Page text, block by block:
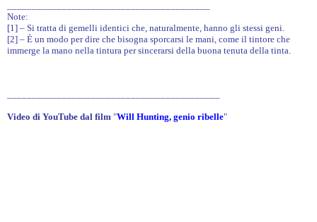
Note:
[1] – Si tratta di gemelli identici che, naturalmente, hanno gli stessi geni.
[2] – È un modo per dire che bisogna sporcarsi le mani, come il tintore che
immerge la mano nella tintura per sincerarsi della buona tenuta della tinta.
Video di YouTube dal film "Will Hunting, genio ribelle"